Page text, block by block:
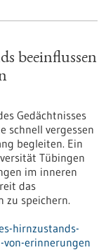
beeinflussen
Gedächtnisses
schnell vergessen
begleiten. Ein
Tübingen
im inneren
das
zu speichern.
hirnzustands-
erinnerungen